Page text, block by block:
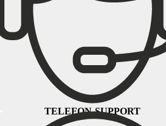
TELEFON-SUPPORT